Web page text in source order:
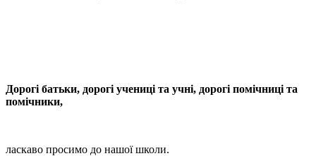
Дорогі батьки, дорогі учениці та учні, дорогі помічниці та
помічники,
ласкаво просимо до нашої школи.